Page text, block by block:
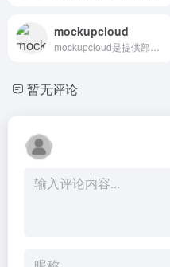
mockupcloud
暂无评论